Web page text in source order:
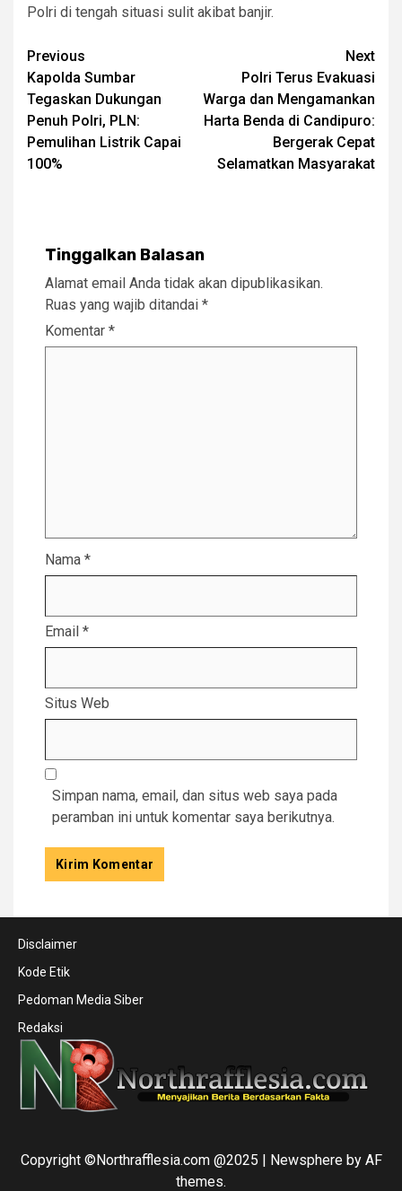
Polri di tengah situasi sulit akibat banjir.
Post
navigation
Previous
Kapolda Sumbar
Tegaskan Dukungan
Penuh Polri, PLN:
Pemulihan Listrik Capai
100%
Next
Polri Terus Evakuasi
Warga dan Mengamankan
Harta Benda di Candipuro:
Bergerak Cepat
Selamatkan Masyarakat
Tinggalkan Balasan
Alamat email Anda tidak akan dipublikasikan.
Ruas yang wajib ditandai *
Komentar *
Nama *
Email *
Situs Web
Simpan nama, email, dan situs web saya pada
peramban ini untuk komentar saya berikutnya.
Disclaimer
Kode Etik
Pedoman Media Siber
Redaksi
Copyright ©Northrafflesia.com @2025 | Newsphereby AF
themes.